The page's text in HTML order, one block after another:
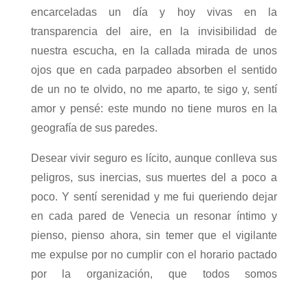
encarceladas un día y hoy vivas en la
transparencia del aire, en la invisibilidad de
nuestra escucha, en la callada mirada de unos
ojos que en cada parpadeo absorben el sentido
de un no te olvido, no me aparto, te sigo y, sentí
amor y pensé: este mundo no tiene muros en la
geografía de sus paredes.
Desear vivir seguro es lícito, aunque conlleva sus
peligros, sus inercias, sus muertes del a poco a
poco. Y sentí serenidad y me fui queriendo dejar
en cada pared de Venecia un resonar íntimo y
pienso, pienso ahora, sin temer que el vigilante
me expulse por no cumplir con el horario pactado
por la organización, que todos somos